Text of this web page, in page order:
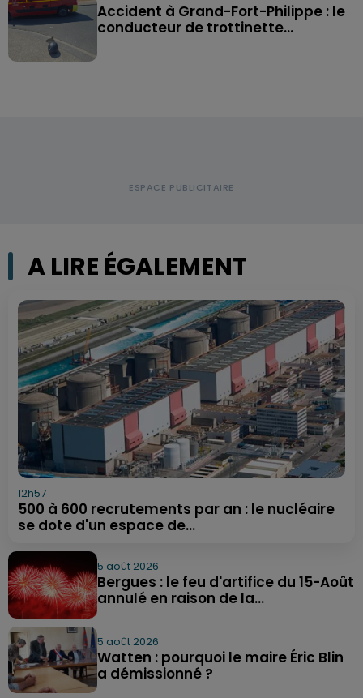
Accident à Grand-Fort-Philippe : le
conducteur de trottinette...
A LIRE ÉGALEMENT
12h57
500 à 600 recrutements par an : le nucléaire
se dote d'un espace de...
5 août 2026
Bergues : le feu d'artifice du 15-Août
annulé en raison de la...
5 août 2026
Watten : pourquoi le maire Éric Blin
a démissionné ?